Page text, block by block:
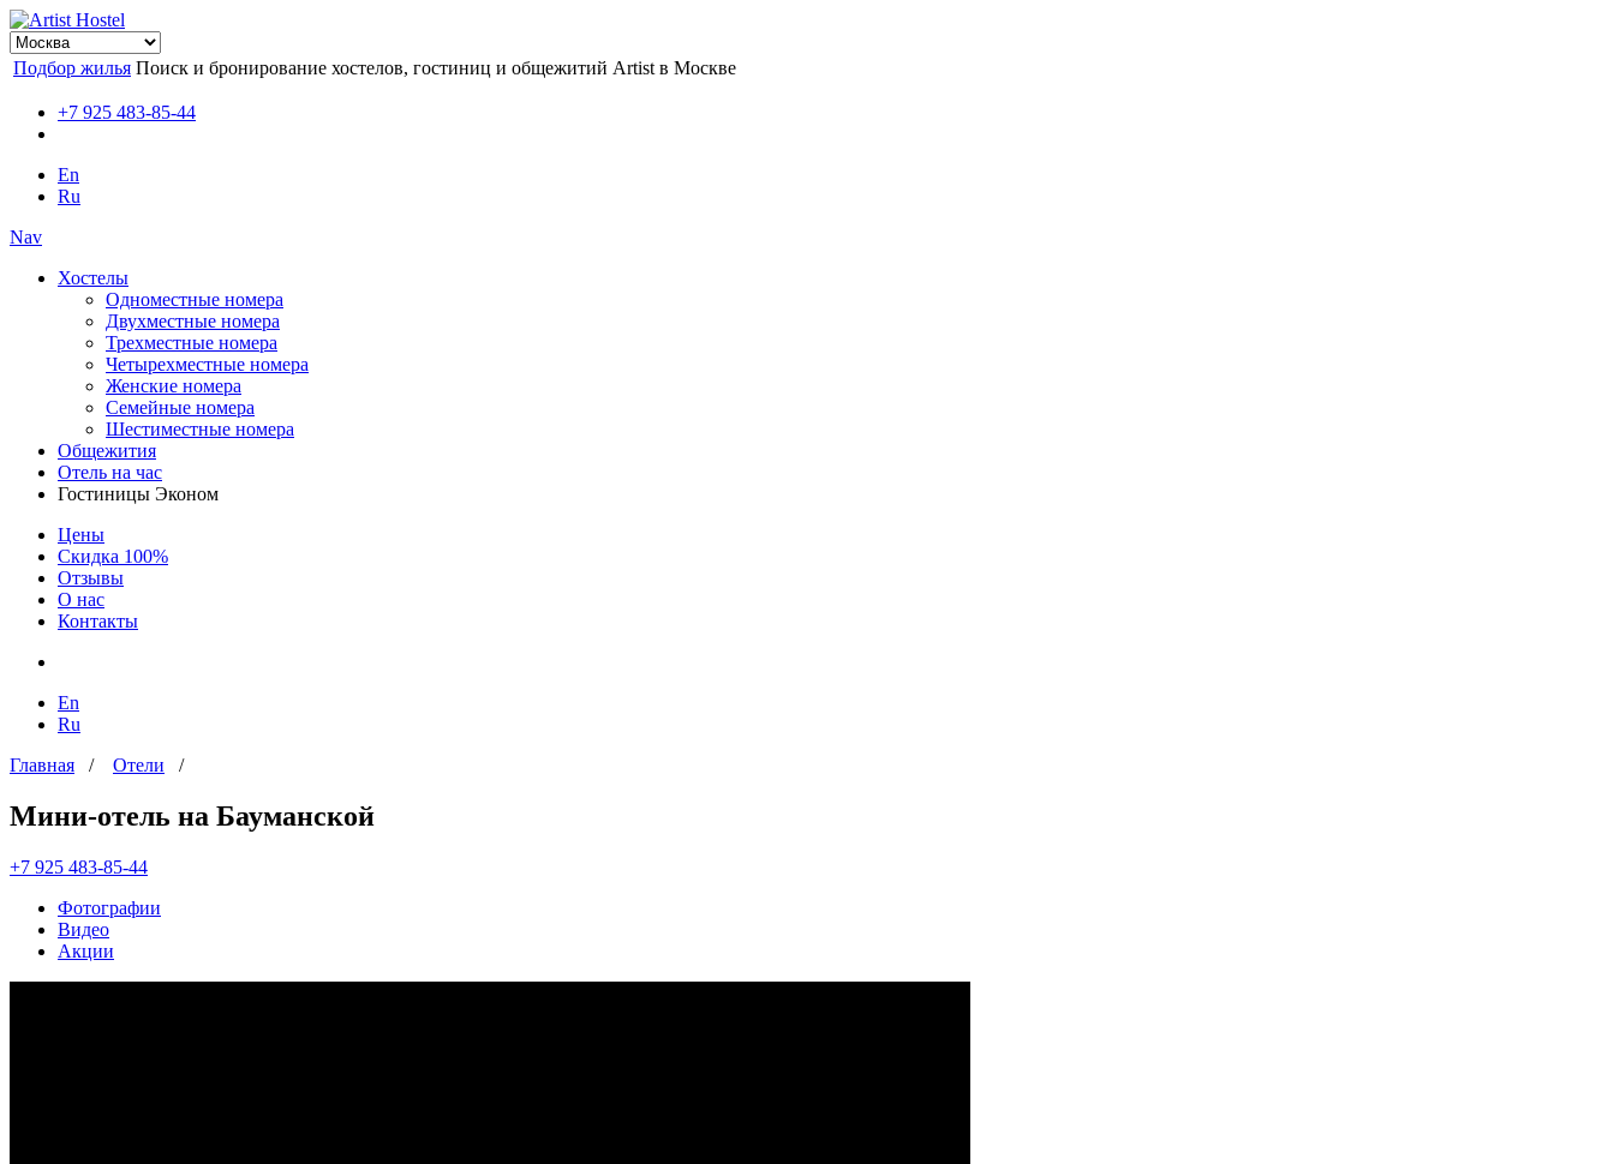
Подбор жилья Поиск и бронирование хостелов, гостиниц и общежитий Artist в Москве
+7 925 483-85-44
En
Ru
Nav
Хостелы
Одноместные номера
Двухместные номера
Трехместные номера
Четырехместные номера
Женские номера
Семейные номера
Шестиместные номера
Общежития
Отель на час
Гостиницы Эконом
Цены
Скидка 100%
Отзывы
О нас
Контакты
En
Ru
Главная / Отели /
Мини-отель на Бауманской
+7 925 483-85-44
Фотографии
Видео
Акции